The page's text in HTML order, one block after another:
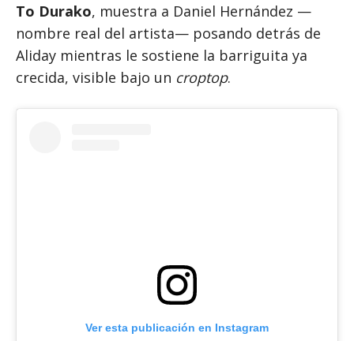
To Durako, muestra a Daniel Hernández —
nombre real del artista— posando detrás de
Aliday mientras le sostiene la barriguita ya
crecida, visible bajo un croptop.
Ver esta publicación en Instagram